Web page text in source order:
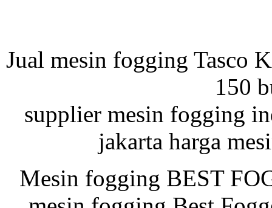
Jual mesin fogging Tasco
150
supplier mesin fogging
jakarta harga
Mesin fogging BEST